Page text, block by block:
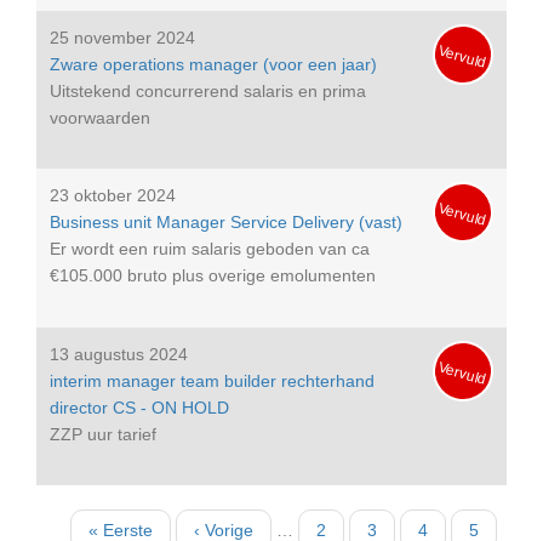
Vervuld
25 november 2024
Zware operations manager (voor een jaar)
Uitstekend concurrerend salaris en prima
voorwaarden
Vervuld
23 oktober 2024
Business unit Manager Service Delivery (vast)
Er wordt een ruim salaris geboden van ca
€105.000 bruto plus overige emolumenten
Vervuld
13 augustus 2024
interim manager team builder rechterhand
director CS - ON HOLD
ZZP uur tarief
PaginatieEerste
« Eerste
Vorige
‹ Vorige Pagina
2 Pagina
3 Pagina
4 Pagina
5